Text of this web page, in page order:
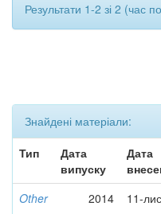
Результати 1-2 зі 2 (час
Знайдені матеріали:
Тип
Дата
випуску
Дата
Other 2014 11-